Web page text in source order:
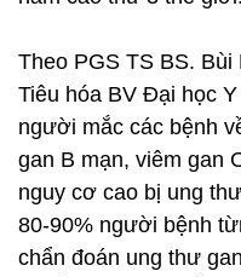
Theo PGS TS BS.
Tiêu hóa BV Đại học
người mắc các bệnh
gan B mạn, viêm gan
nguy cơ cao bị ung
80-90% người bệnh
chẩn đoán ung thư